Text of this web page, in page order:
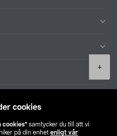
cookies
cookies” samtycker du till att vi
på din enhet enligt vår
+
butik